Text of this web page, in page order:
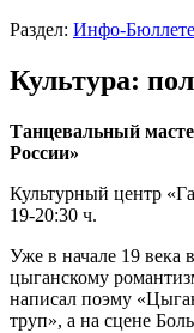
Раздел: Инфо-
Культура:
Танцевальный
России»
Культурный центр
19-20:30 ч.
Уже в начале 19 века
цыганскому
написал поэму
труп», а на сцене